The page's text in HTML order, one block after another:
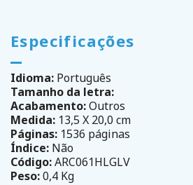
Especificações
Idioma: Português
Tamanho da letra:
Acabamento:Outros
Medida: 13,5 X 20,0 cm
Páginas: 1536 páginas
Índice: Não
Código:ARC061HLGLV
Peso:0,4 Kg